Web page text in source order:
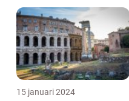
15 januari 2024